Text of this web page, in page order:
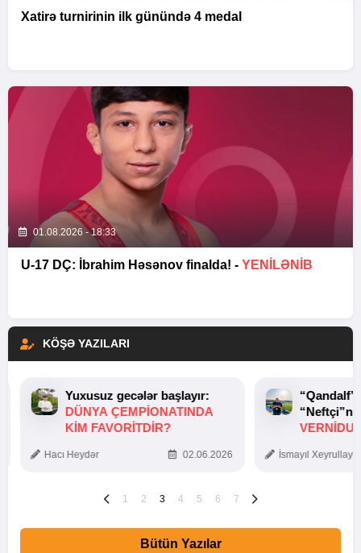
Xatirə turnirinin ilk günündə 4 medal
01.08.2026 - 18:33
U-17 DÇ: İbrahim Həsənov finalda! - YENİLƏNİB
KÖŞƏ YAZILARI
Yuxusuz gecələr başlayır:
DÜNYA ÇEMPIONATINDA
KIM FAVORITDIR?
Hacı Heydər 02.06.2026 İsmayıl
1 2 3 4 5 6 7
Bütün Yazılar